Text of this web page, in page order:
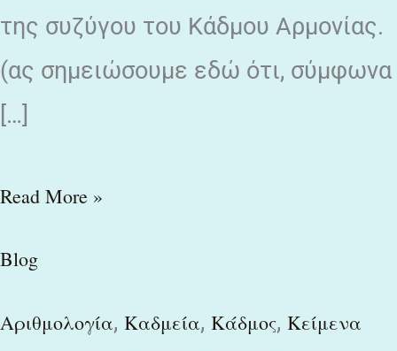
της συζύγου του Κάδμου Αρμονίας.
(ας σημειώσουμε εδώ ότι, σύμφωνα
[…]
Read More »
Blog
Αριθμολογία, Καδμεία, Κάδμος, Κείμενα